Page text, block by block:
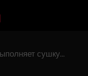
сушку